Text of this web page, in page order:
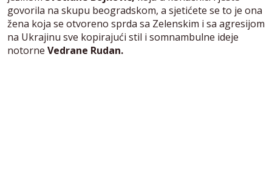
govorila na skupu beogradskom, a sjetićete se to je ona
žena koja se otvoreno sprda sa Zelenskim i sa agresijom
na Ukrajinu sve kopirajući stil i somnambulne ideje
notorne Vedrane Rudan.